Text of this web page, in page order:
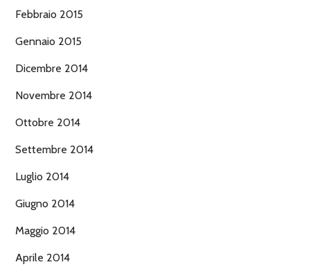
Febbraio 2015
Gennaio 2015
Dicembre 2014
Novembre 2014
Ottobre 2014
Settembre 2014
Luglio 2014
Giugno 2014
Maggio 2014
Aprile 2014